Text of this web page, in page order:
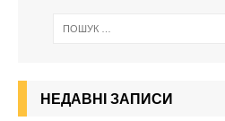
НЕДАВНІ ЗАПИСИ